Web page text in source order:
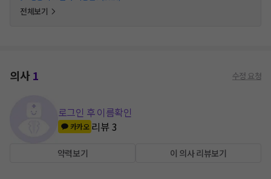
전체보기
의사1 수정 요청
로그인 후 이름확인
카카오 리뷰3
약력보기 이 의사 리뷰보기